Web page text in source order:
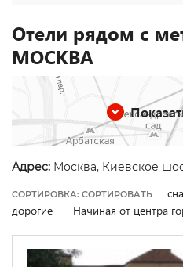
Отели рядом с
МОСКВА
Адрес: Москва, Киевское
СОРТИРОВКА: СОРТИРОВАТЬ
дорогие
Начиная от центра